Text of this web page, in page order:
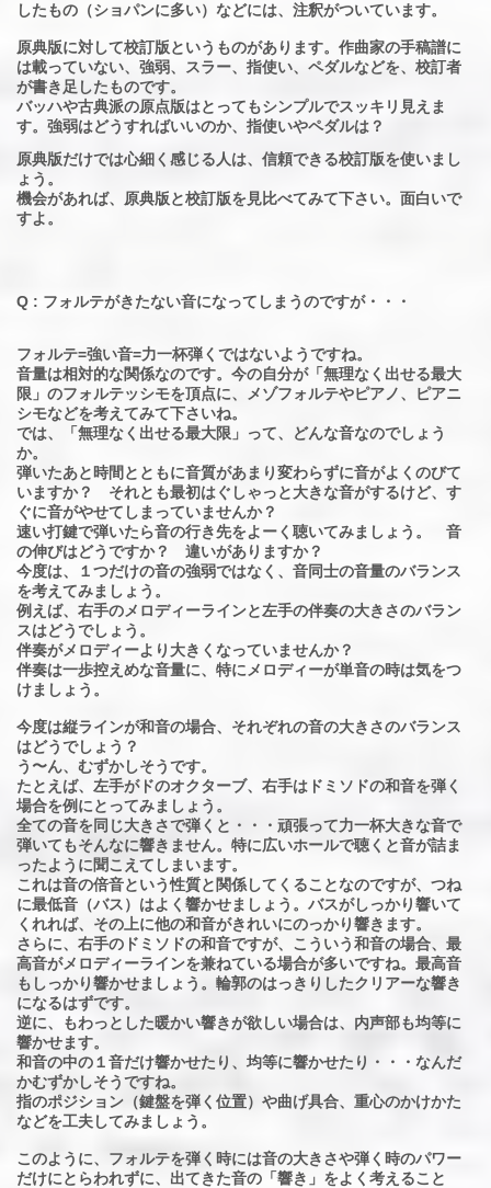
したもの（ショパンに多い）などには、注釈がついています。
原典版に対して校訂版というものがあります。作曲家の手稿譜に
は載っていない、強弱、スラー、指使い、ペダルなどを、校訂者
が書き足したものです。
バッハや古典派の原点版はとってもシンプルでスッキリ見えま
す。強弱はどうすればいいのか、指使いやペダルは？
原典版だけでは心細く感じる人は、信頼できる校訂版を使いまし
ょう。
機会があれば、原典版と校訂版を見比べてみて下さい。面白いで
すよ。
Q : フォルテがきたない音になってしまうのですが・・・
フォルテ=強い音=力一杯弾くではないようですね。
音量は相対的な関係なのです。今の自分が「無理なく出せる最大
限」のフォルテッシモを頂点に、メゾフォルテやピアノ、ピアニ
シモなどを考えてみて下さいね。
では、「無理なく出せる最大限」って、どんな音なのでしょう
か。
弾いたあと時間とともに音質があまり変わらずに音がよくのびて
いますか？ それとも最初はぐしゃっと大きな音がするけど、す
ぐに音がやせてしまっていませんか？
速い打鍵で弾いたら音の行き先をよーく聴いてみましょう。 音
の伸びはどうですか？ 違いがありますか？
今度は、１つだけの音の強弱ではなく、音同士の音量のバランス
を考えてみましょう。
例えば、右手のメロディーラインと左手の伴奏の大きさのバラン
スはどうでしょう。
伴奏がメロディーより大きくなっていませんか？
伴奏は一歩控えめな音量に、特にメロディーが単音の時は気をつ
けましょう。
今度は縦ラインが和音の場合、それぞれの音の大きさのバランス
はどうでしょう？
う〜ん、むずかしそうです。
たとえば、左手がドのオクターブ、右手はドミソドの和音を弾く
場合を例にとってみましょう。
全ての音を同じ大きさで弾くと・・・頑張って力一杯大きな音で
弾いてもそんなに響きません。特に広いホールで聴くと音が詰ま
ったように聞こえてしまいます。
これは音の倍音という性質と関係してくることなのですが、つね
に最低音（バス）はよく響かせましょう。バスがしっかり響いて
くれれば、その上に他の和音がきれいにのっかり響きます。
さらに、右手のドミソドの和音ですが、こういう和音の場合、最
高音がメロディーラインを兼ねている場合が多いですね。最高音
もしっかり響かせましょう。輪郭のはっきりしたクリアーな響き
になるはずです。
逆に、もわっとした暖かい響きが欲しい場合は、内声部も均等に
響かせます。
和音の中の１音だけ響かせたり、均等に響かせたり・・・なんだ
かむずかしそうですね。
指のポジション（鍵盤を弾く位置）や曲げ具合、重心のかけかた
などを工夫してみましょう。
このように、フォルテを弾く時には音の大きさや弾く時のパワー
だけにとらわれずに、出てきた音の「響き」をよく考えること